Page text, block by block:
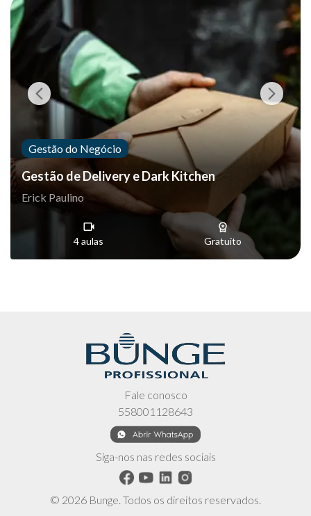
Gestão do Negócio
Gestão de Delivery e Dark Kitchen
Erick Paulino
4 aulas Gratuito
Fale conosco
558001128643
Siga-nos nas redes sociais
© 2026 Bunge. Todos os direitos reservados.